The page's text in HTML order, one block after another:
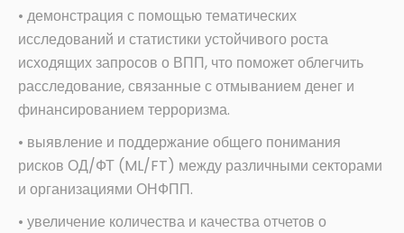
• демонстрация с помощью тематических
исследований и статистики устойчивого роста
исходящих запросов о ВПП, что поможет облегчить
расследование, связанные с отмыванием денег и
финансированием терроризма.
• выявление и поддержание общего понимания
рисков ОД/ФТ (ML/FT) между различными секторами
и организациями ОНФПП.
• увеличение количества и качества отчетов о